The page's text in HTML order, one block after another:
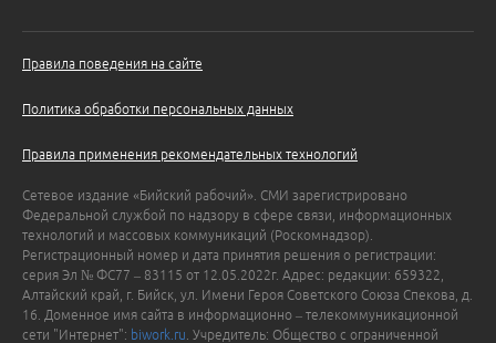
Правила поведения на сайте
Политика обработки персональных данных
Правила применения рекомендательных технологий
Сетевое издание «Бийский рабочий». СМИ зарегистрировано
Федеральной службой по надзору в сфере связи, информационных
технологий и массовых коммуникаций (Роскомнадзор).
Регистрационный номер и дата принятия решения о регистрации:
серия Эл № ФС77 – 83115 от 12.05.2022г. Адрес: редакции: 659322,
Алтайский край, г. Бийск, ул. Имени Героя Советского Союза Спекова, д.
16. Доменное имя сайта в информационно – телекоммуникационной
сети "Интернет": biwork.ru . Учредитель: Общество с ограниченной